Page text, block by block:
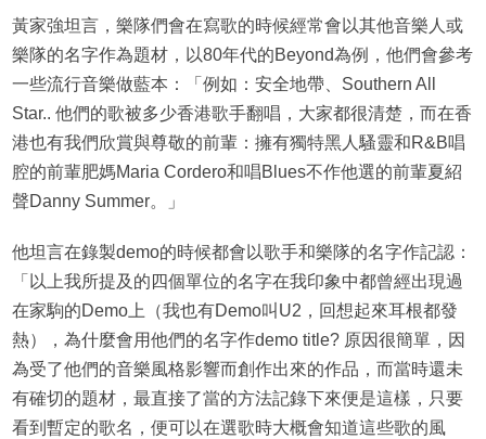
黃家強坦言，樂隊們會在寫歌的時候經常會以其他音樂人或
樂隊的名字作為題材，以80年代的Beyond為例，他們會參考
一些流行音樂做藍本：「例如：安全地帶、Southern All
Star.. 他們的歌被多少香港歌手翻唱，大家都很清楚，而在香
港也有我們欣賞與尊敬的前輩：擁有獨特黑人騷靈和R&B唱
腔的前輩肥媽Maria Cordero和唱Blues不作他選的前輩夏紹
聲Danny Summer。」
他坦言在錄製demo的時候都會以歌手和樂隊的名字作記認：
「以上我所提及的四個單位的名字在我印象中都曾經出現過
在家駒的Demo上（我也有Demo叫U2，回想起來耳根都發
熱），為什麼會用他們的名字作demo title? 原因很簡單，因
為受了他們的音樂風格影響而創作出來的作品，而當時還未
有確切的題材，最直接了當的方法記錄下來便是這樣，只要
看到暫定的歌名，便可以在選歌時大概會知道這些歌的風